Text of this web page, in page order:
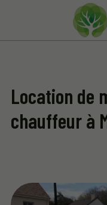
Location de
chauffeur à